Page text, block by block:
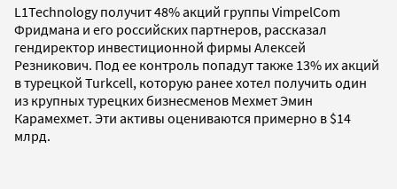
L1Technology получит 48% акций группы VimpelCom
Фридмана и его российских партнеров, рассказал
гендиректор инвестиционной фирмы Алексей
Резникович. Под ее контроль попадут также 13% их акций
в турецкой Turkcell, которую ранее хотел получить один
из крупных турецких бизнесменов Мехмет Эмин
Карамехмет. Эти активы оцениваются примерно в $14
млрд.